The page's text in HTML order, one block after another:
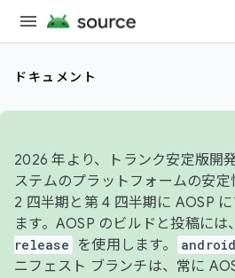
ドキュメント
2026 年より、トランク安定版開
ステムのプラットフォームの安
2 四半期と第 4 四半期に AOSP
ます。AOSP のビルドと投稿には、
release
を使用します。
ニフェスト ブランチは、常に